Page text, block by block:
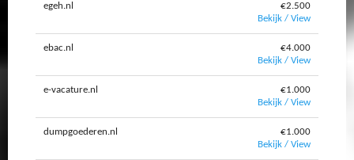
egeh.nl
€2.500
Bekijk / View
ebac.nl
€4.000
Bekijk / View
e-vacature.nl
€1.000
Bekijk / View
dumpgoederen.nl
€1.000
Bekijk / View